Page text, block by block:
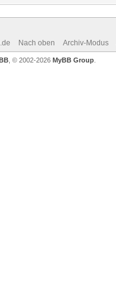
Nach oben Archiv-Modus
, © 2002-2026 MyBB Group.